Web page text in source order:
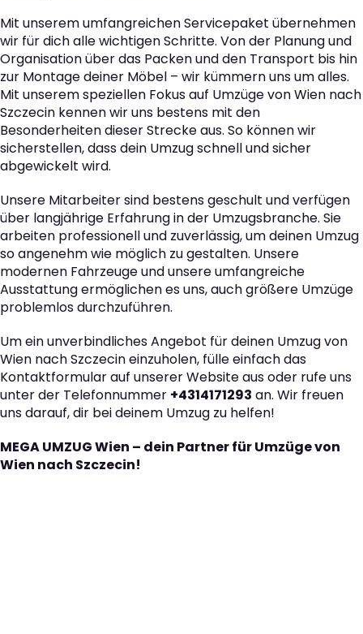
Mit unserem umfangreichen Servicepaket übernehmen
wir für dich alle wichtigen Schritte. Von der Planung und
Organisation über das Packen und den Transport bis hin
zur Montage deiner Möbel – wir kümmern uns um alles.
Mit unserem speziellen Fokus auf Umzüge von Wien nach
Szczecin kennen wir uns bestens mit den
Besonderheiten dieser Strecke aus. So können wir
sicherstellen, dass dein Umzug schnell und sicher
abgewickelt wird.
Unsere Mitarbeiter sind bestens geschult und verfügen
über langjährige Erfahrung in der Umzugsbranche. Sie
arbeiten professionell und zuverlässig, um deinen Umzug
so angenehm wie möglich zu gestalten. Unsere
modernen Fahrzeuge und unsere umfangreiche
Ausstattung ermöglichen es uns, auch größere Umzüge
problemlos durchzuführen.
Um ein unverbindliches Angebot für deinen Umzug von
Wien nach Szczecin einzuholen, fülle einfach das
Kontaktformular auf unserer Website aus oder rufe uns
unter der Telefonnummer +4314171293 an. Wir freuen
uns darauf, dir bei deinem Umzug zu helfen!
MEGA UMZUG Wien – dein Partner für Umzüge von
Wien nach Szczecin!